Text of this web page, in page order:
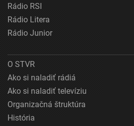
Rádio RSI
Rádio Litera
Rádio Junior
O STVR
Ako si naladiť rádiá
Ako si naladiť televíziu
Organizačná štruktúra
História